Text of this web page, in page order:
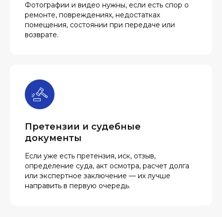
Фотографии и видео нужны, если есть спор о
ремонте, повреждениях, недостатках
помещения, состоянии при передаче или
возврате.
Претензии и судебные
документы
Если уже есть претензия, иск, отзыв,
определение суда, акт осмотра, расчет долга
или экспертное заключение — их лучше
направить в первую очередь.